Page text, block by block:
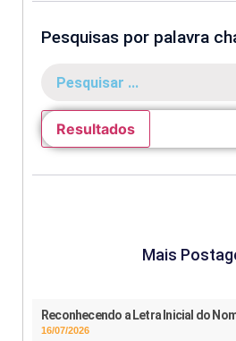
Pesquisas por palavra
Resultados
Mais
Reconhecendo a Letra Inicial do
16/07/2026